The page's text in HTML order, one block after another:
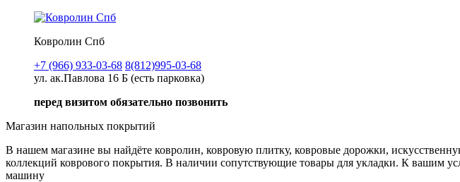
Ковролин Спб
+7 (966) 933-03-68 8(812)995-03-68
ул. ак.Павлова 16 Б (есть парковка)
перед визитом обязательно позвонить
Магазин напольных покрытий
В нашем магазине вы найдёте ковролин, ковровую плитку, ковровые дорожки,
коллекций коврового покрытия. В наличии сопутствующие товары для укладки. К вашим
машину